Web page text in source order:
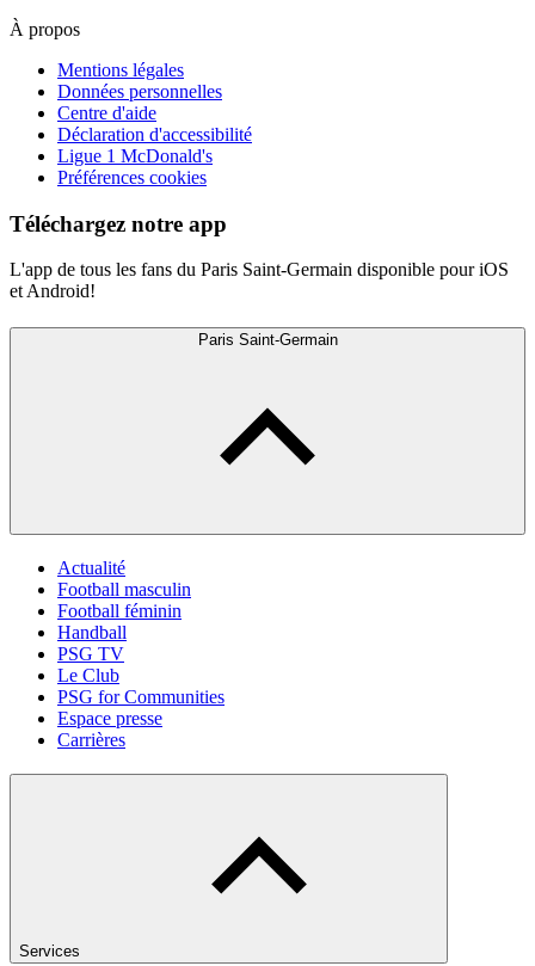
À propos
Mentions légales
Données personnelles
Centre d'aide
Déclaration d'accessibilité
Ligue 1 McDonald's
Préférences cookies
Téléchargez notre app
L'app de tous les fans du Paris Saint-Germain disponible pour iOS
et Android!
Paris Saint-Germain
Actualité
Football masculin
Football féminin
Handball
PSG TV
Le Club
PSG for Communities
Espace presse
Carrières
Services